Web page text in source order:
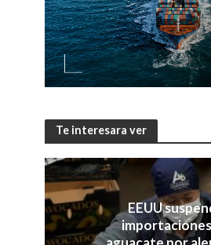
Te interesara ver
EEUU